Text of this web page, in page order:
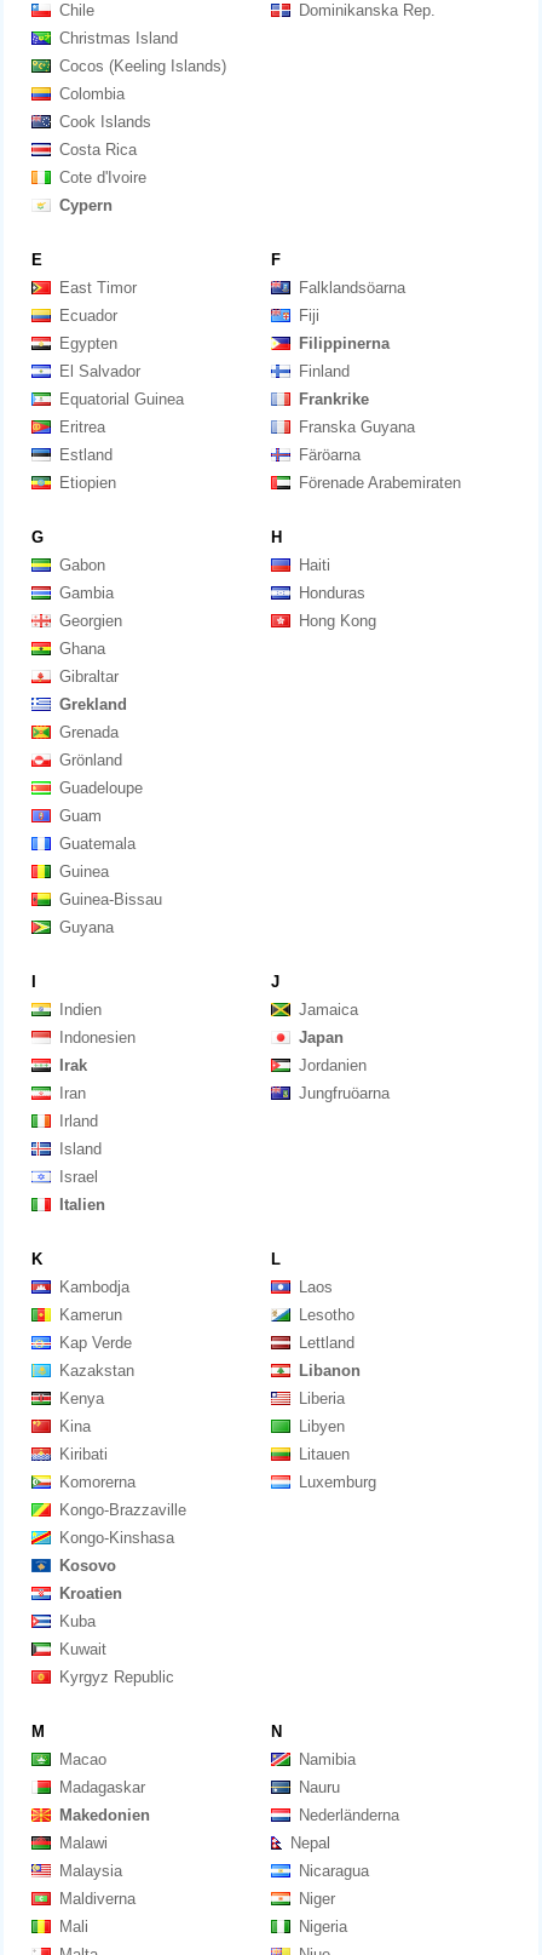
Chile
Christmas Island
Cocos (Keeling Islands)
Colombia
Cook Islands
Costa Rica
Cote d'Ivoire
Cypern
Dominikanska Rep.
E
East Timor
Ecuador
Egypten
El Salvador
Equatorial Guinea
Eritrea
Estland
Etiopien
F
Falklandsöarna
Fiji
Filippinerna
Finland
Frankrike
Franska Guyana
Färöarna
Förenade Arabemiraten
G
Gabon
Gambia
Georgien
Ghana
Gibraltar
Grekland
Grenada
Grönland
Guadeloupe
Guam
Guatemala
Guinea
Guinea-Bissau
Guyana
H
Haiti
Honduras
Hong Kong
Indien
Indonesien
Irak
Iran
Irland
Island
Israel
Italien
J
Jamaica
Japan
Jordanien
Jungfruöarna
K
Kambodja
Kamerun
Kap Verde
Kazakstan
Kenya
Kina
Kiribati
Komorerna
Kongo-Brazzaville
Kongo-Kinshasa
Kosovo
Kroatien
Kuba
Kuwait
Kyrgyz Republic
L
Laos
Lesotho
Lettland
Libanon
Liberia
Libyen
Litauen
Luxemburg
M
Macao
Madagaskar
Makedonien
Malawi
Malaysia
Maldiverna
Mali
N
Namibia
Nauru
Nederländerna
Nepal
Nicaragua
Niger
Nigeria